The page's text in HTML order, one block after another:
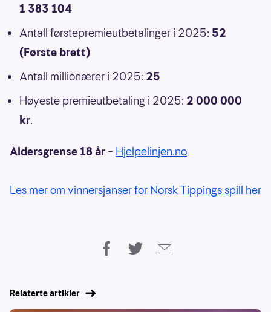
1 383 104
Antall førstepremieutbetalinger i 2025: 52
(Første brett)
Antall millionærer i 2025: 25
Høyeste premieutbetaling i 2025: 2 000 000
kr.
Aldersgrense 18 år – Hjelpelinjen.no
Les mer om vinnersjanser for Norsk Tippings spill her
Relaterte artikler